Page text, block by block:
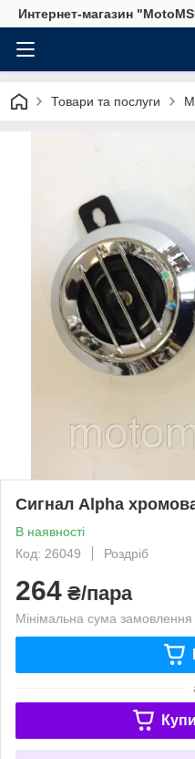
Интернет-магазин
Товари та послуги
Сигнал Alpha
В наявності
Код: 26049
Роздріб
264 ₴/пара
Мінімальна сума